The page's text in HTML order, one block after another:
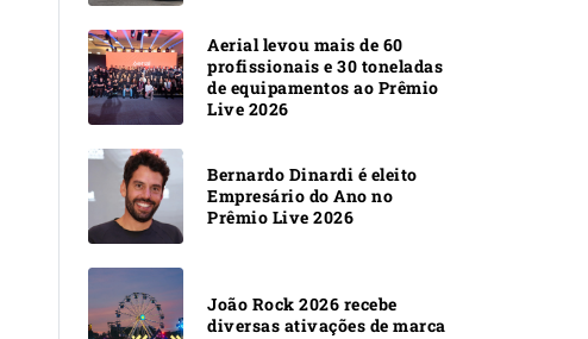
Aerial levou mais de 60
profissionais e 30 toneladas
de equipamentos ao Prêmio
Live 2026
Bernardo Dinardi é eleito
Empresário do Ano no
Prêmio Live 2026
João Rock 2026 recebe
diversas ativações de marca